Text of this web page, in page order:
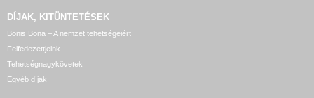
DÍJAK, KITÜNTETÉSEK
Bonis Bona – A nemzet tehetségeiért
Felfedezettjeink
Tehetségnagykövetek
Egyéb díjak